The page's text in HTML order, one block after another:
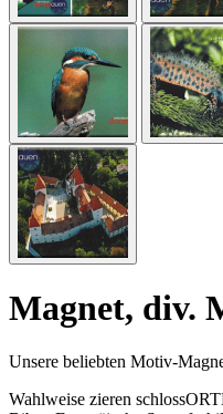
Magnet, div.
Unsere beliebten Motiv-
Wahlweise zieren